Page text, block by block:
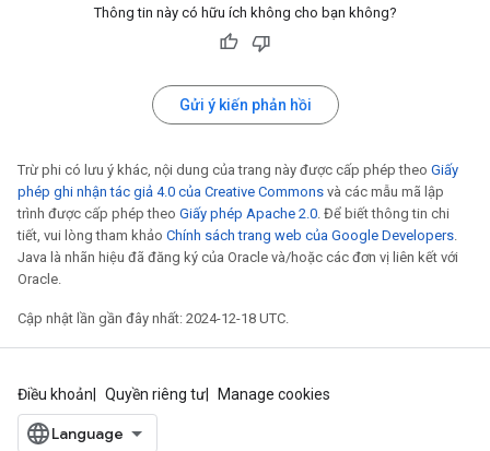
Thông tin này có hữu ích không cho bạn không?
Gửi ý kiến phản hồi
Trừ phi có lưu ý khác, nội dung của trang này được cấp phép theo Giấy
phép ghi nhận tác giả 4.0 của Creative Commons và các mẫu mã lập
trình được cấp phép theo Giấy phép Apache 2.0 . Để biết thông tin chi
tiết, vui lòng tham khảo Chính sách trang web của Google Developers
Java là nhãn hiệu đã đăng ký của Oracle và/hoặc các đơn vị liên kết với
Oracle.
Cập nhật lần gần đây nhất: 2024-12-18 UTC.
Điều khoản Quyền riêng tư Manage cookies